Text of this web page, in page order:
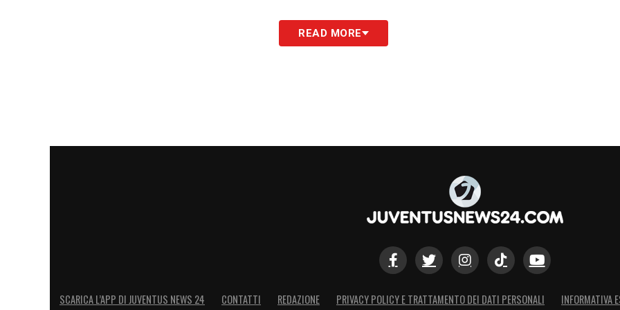
READ MORE
SCARICA L’APP DI JUVENTUS NEWS 24 CONTATTI REDAZIONE PRIVACY POLICY E TRATTAMENTO DEI DATI PERSONALI INFORMATIVA